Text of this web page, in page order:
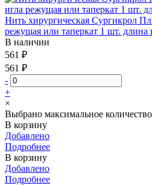
Нить хирургическая Сургикрол
режущая или таперкат 1 шт.
В наличии
561 ₽
561 ₽
-
+
×
Выбрано максимальное
В корзину
Добавлено
Подробнее
В корзину
Добавлено
Подробнее